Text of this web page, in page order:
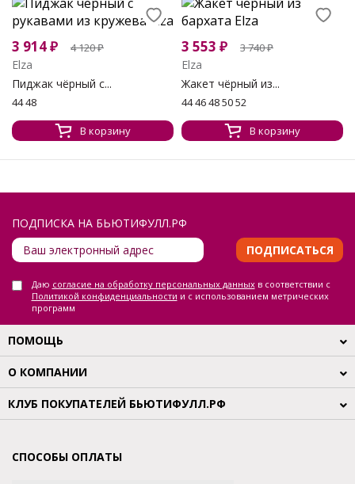
3 914₽ 4 120₽
Elza
Пиджак чёрный с...
44 48
В корзину
3 553 ₽ 3 740₽
Elza
Жакет чёрный из...
44 46 48 50 52
В корзину
ПОДПИСКА НА БЬЮТИФУЛЛ.РФ
ПОДПИСАТЬСЯ
Даю согласие на обработку персональных данныхв соответствии с
Политикой конфиденциальности и с использованием метрических
программ
ПОМОЩЬ
О КОМПАНИИ
КЛУБ ПОКУПАТЕЛЕЙ БЬЮТИФУЛЛ.РФ
СПОСОБЫ ОПЛАТЫ